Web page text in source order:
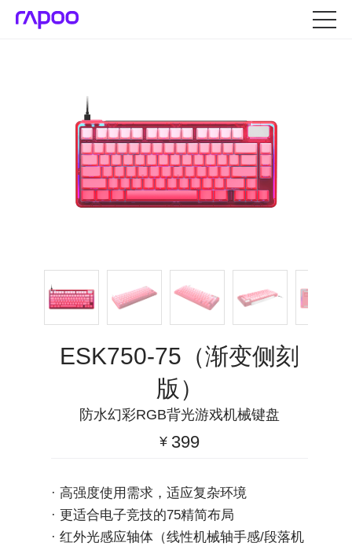
ESK750-75（渐变侧刻
版）
防水幻彩RGB背光游戏机械键盘
¥ 399
· 高强度使用需求，适应复杂环境
· 更适合电子竞技的75精简布局
· 红外光感应轴体（线性机械轴手感/段落机